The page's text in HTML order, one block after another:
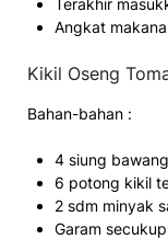
Angkat
Kikil Oseng
Bahan-bahan :
4 siung
6 potong kikil
2 sdm minyak
Garam